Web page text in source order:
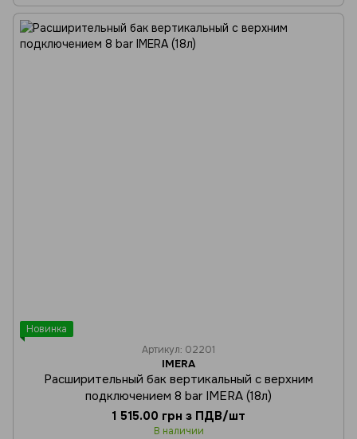
Новинка
Артикул: 02201
IMERA
Расширительный бак вертикальный с верхним
подключением 8 bar IMERA (18л)
1 515.00 грн з ПДВ/шт
В наличии